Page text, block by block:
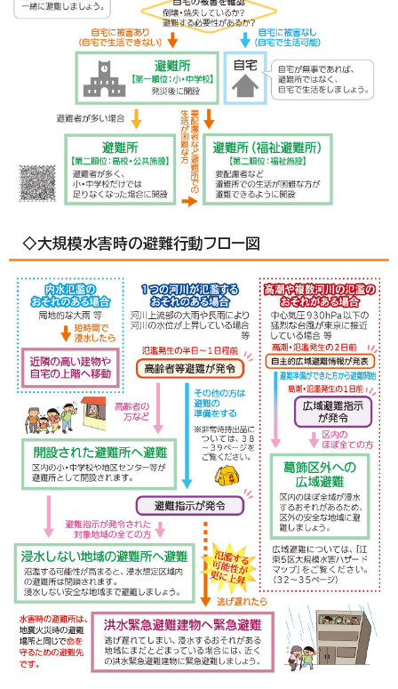
◇大規模水害時の避難行動フロー図